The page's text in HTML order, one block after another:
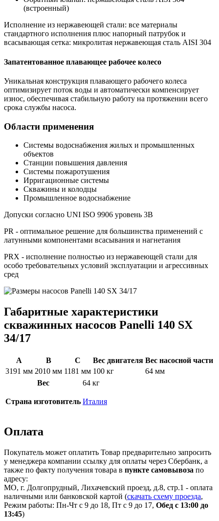
(встроенный)
Исполнение из нержавеющей стали: все материалы
стандартного исполнения плюс напорный патрубок и
всасывающая сетка: микролитая нержавеющая сталь AISI 304
Запатентованное плавающее рабочее колесо
Уникальная конструкция плавающего рабочего колеса
оптимизирует поток воды и автоматически компенсирует
износ, обеспечивая стабильную работу на протяжении всего
срока службы насоса.
Области применения
Системы водоснабжения жилых и промышленных
объектов
Станции повышения давления
Системы пожаротушения
Ирригационные системы
Скважины и колодцы
Промышленное водоснабжение
Допуски согласно UNI ISO 9906 уровень 3B
PR - оптимальное решение для большинства применений с
латунными компонентами всасывания и нагнетания
PRX - исполнение полностью из нержавеющей стали для
особо требовательных условий эксплуатации и агрессивных
сред
Габаритные характеристики
скважинных насосов Panelli 140 SX
34/17
A B C Вес двигателя Вес насосной части
3191 мм 2010 мм 1181 мм 100 кг
64 мм
Вес
64 кг
Страна изготовитель Италия
Оплата
Покупатель может оплатить Товар предварительно запросить
у менеджера компании ссылку для оплаты через Сбербанк, а
также по факту получения товара в пункте самовывоза по
адресу:
МО, г. Долгопрудный, Лихачевский проезд, д.8, стр.1 - оплата
наличными или банковской картой (скачать схему проезда,
Режим работы: Пн-Чт с 9 до 18, Пт с 9 до 17, Обед с 13:00 до
13:45)